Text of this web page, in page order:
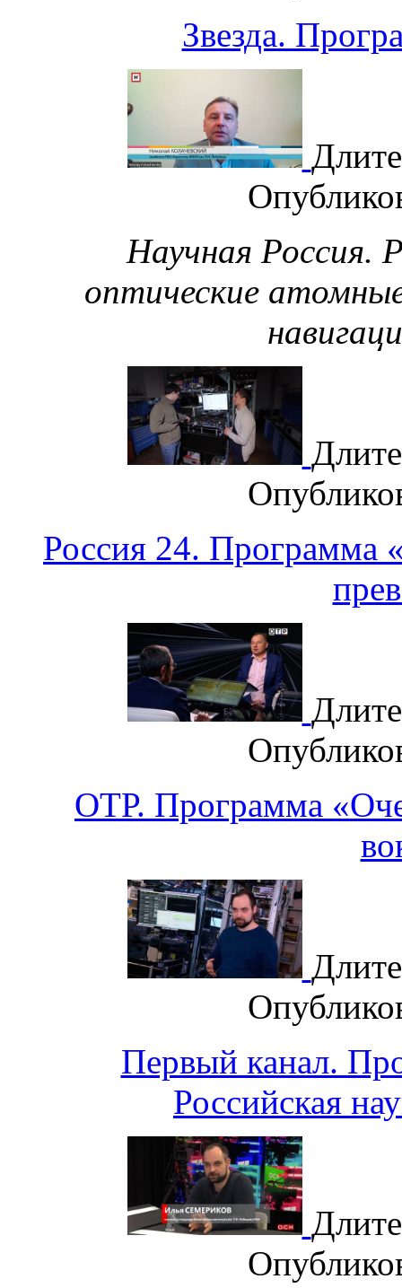
Звезда.
Научная Россия.
оптические
Россия 24. Программа
ОТР. Программа
Первый канал.
Российская